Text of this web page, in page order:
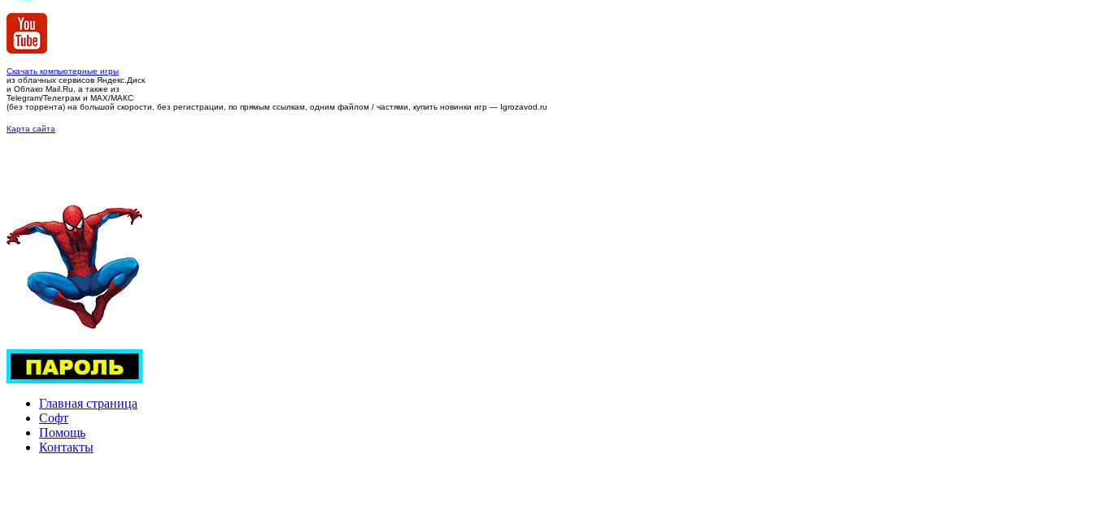
Скачать компьютерные игры
из облачных сервисов Яндекс.Диск
и Облако Mail.Ru, а также из
Telegram/Телеграм и MAX/МАКС
(без торрента) на большой скорости, без регистрации, по прямым ссылкам, одним файлом / частями, купить новинки игр — Igrozavod.ru
Карта сайта
Главная страница
Софт
Помощь
Контакты